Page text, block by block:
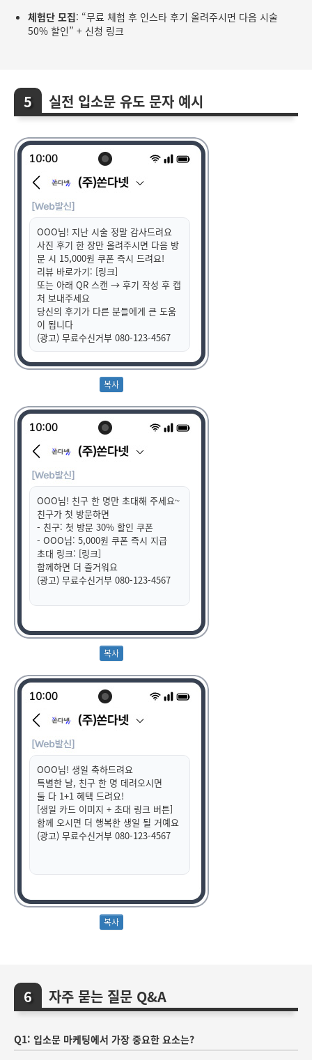
체험단 모집: “무료 체험 후 인스타 후기 올려주시면 다음 시술
50% 할인” + 신청 링크
실전 입소문 유도 문자 예시
OOO님! 지난 시술 정말 감사드려요
사진 후기 한 장만 올려주시면 다음 방
문 시 15,000원 쿠폰 즉시 드려요!
리뷰 바로가기: [링크]
또는 아래 QR 스캔 → 후기 작성 후 캡
처 보내주세요
당신의 후기가 다른 분들에게 큰 도움
이 됩니다
(광고) 무료수신거부 080-123-4567
OOO님! 친구 한 명만 초대해 주세요~
친구가 첫 방문하면
- 친구: 첫 방문 30% 할인 쿠폰
- OOO님: 5,000원 쿠폰 즉시 지급
초대 링크: [링크]
함께하면 더 즐거워요
(광고) 무료수신거부 080-123-4567
OOO님! 생일 축하드려요
특별한 날, 친구 한 명 데려오시면
둘 다 1+1 혜택 드려요!
[생일 카드 이미지 + 초대 링크 버튼]
함께 오시면 더 행복한 생일 될 거예요
(광고) 무료수신거부 080-123-4567
자주 묻는 질문 Q&A
Q1: 입소문 마케팅에서 가장 중요한 요소는?